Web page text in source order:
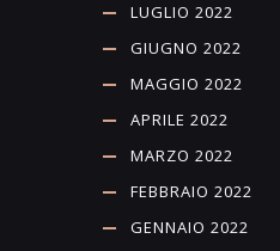
LUGLIO 2022
GIUGNO 2022
MAGGIO 2022
APRILE 2022
MARZO 2022
FEBBRAIO 2022
GENNAIO 2022